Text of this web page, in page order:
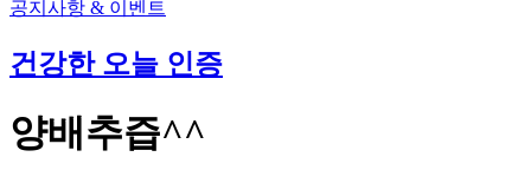
공지사항 & 이벤트
건강한 오늘 인증
양배추즙^^